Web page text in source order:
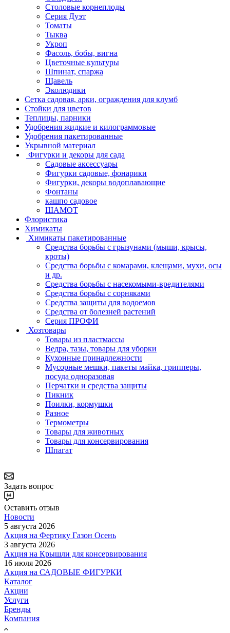
Столовые корнеплоды
Серия Дуэт
Томаты
Тыква
Укроп
Фасоль, бобы, вигна
Цветочные культуры
Шпинат, спаржа
Щавель
Эколюдики
Сетка садовая, арки, ограждения для клумб
Стойки для цветов
Теплицы, парники
Удобрения жидкие и килограммовые
Удобрения пакетированные
Укрывной материал
Фигурки и декоры для сада
Садовые аксессуары
Фигурки садовые, фонарики
Фигурки, декоры водоплавающие
Фонтаны
кашпо садовое
ШАМОТ
Флористика
Химикаты
Химикаты пакетированные
Средства борьбы с грызунами (мыши, крысы,
кроты)
Средства борьбы с комарами, клещами, мухи, осы
и др.
Средства борьбы с насекомыми-вредителями
Средства борьбы с сорняками
Средства защиты для водоемов
Средства от болезней растений
Серия ПРОФИ
Хозтовары
Товары из пластмассы
Ведра, тазы, товары для уборки
Кухонные принадлежности
Мусорные мешки, пакеты майка, грипперы,
посуда одноразовая
Перчатки и средства защиты
Пикник
Поилки, кормушки
Разное
Термометры
Товары для животных
Товары для консервирования
Шпагат
Задать вопрос
Оставить отзыв
Новости
5 августа 2026
Акция на Фертику Газон Осень
3 августа 2026
Акция на Крышли для консервирования
16 июля 2026
Акция на САДОВЫЕ ФИГУРКИ
Каталог
Акции
Услуги
Бренды
Компания